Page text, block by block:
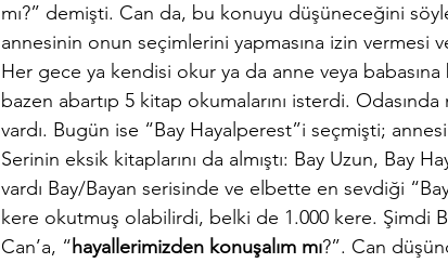
mı?” demişti. Can da, bu konuyu düşüneceğini
annesinin onun seçimlerini yapmasına izin vermesi
Her gece ya kendisi okur ya da anne veya
bazen abartıp 5 kitap okumalarını isterdi.
vardı. Bugün ise “Bay Hayalperest”i seçmişti;
Serinin eksik kitaplarını da almıştı: Bay Uzun, Bay
vardı Bay/Bayan serisinde ve elbette en sevdiği
kere okutmuş olabilirdi, belki de 1.000 kere. Şimdi
Can’a, “hayallerimizden konuşalım mı?”. Can